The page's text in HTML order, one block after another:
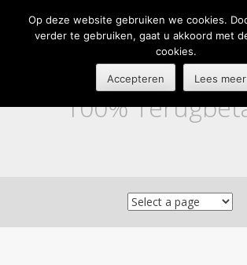
100%
Op deze website gebruiken we cookies.
verder te gebruiken, gaat u akkoord met
cookies.
Accepteren Lees meer